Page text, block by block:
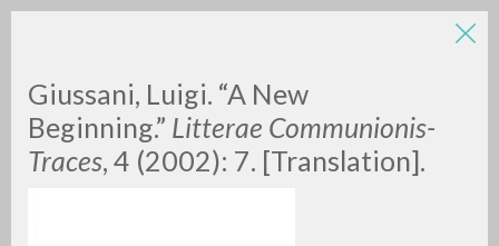
Giussani, Luigi. “A New
Beginning.” Litterae Communionis-
Traces, 4 (2002): 7. [Translation].
LUIGI
GIUSSANI